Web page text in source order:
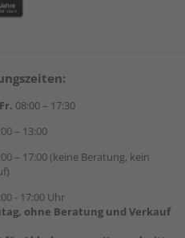
08:00 – 17:30
– 13:00
– 17:00 (keine Beratung, kein
- 17:00 Uhr
ohne Beratung und Verkauf